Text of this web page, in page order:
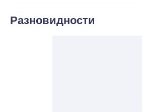
Разновидности